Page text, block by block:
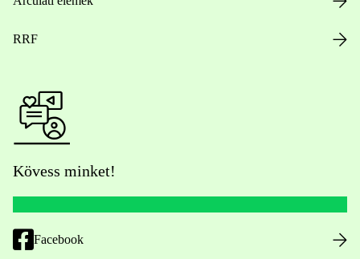
RRF
Kövess minket!
Facebook